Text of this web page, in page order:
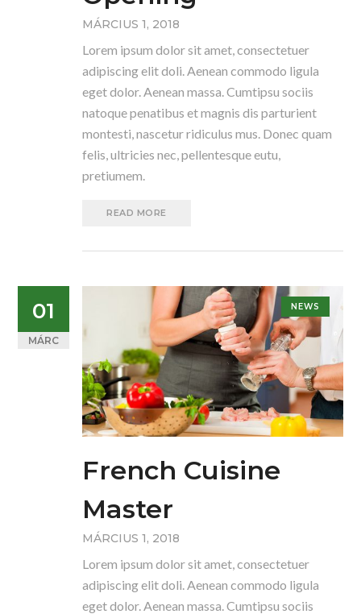
MÁRCIUS 1, 2018
Lorem ipsum dolor sit amet, consectetuer
adipiscing elit doli. Aenean commodo ligula
eget dolor. Aenean massa. Cumtipsu sociis
natoque penatibus et magnis dis parturient
montesti, nascetur ridiculus mus. Donec quam
felis, ultricies nec, pellentesque eutu,
pretiumem.
READ MORE
01
MÁRC
NEWS
French Cuisine
Master
MÁRCIUS 1, 2018
Lorem ipsum dolor sit amet, consectetuer
adipiscing elit doli. Aenean commodo ligula
eget dolor. Aenean massa. Cumtipsu sociis